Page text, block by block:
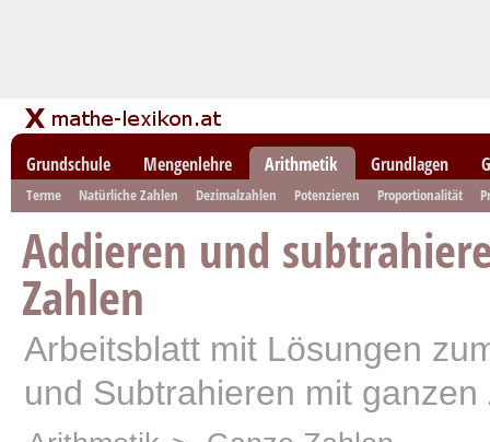
Grundschule Mengenlehre Arithmetik Grundlagen
Terme Natürliche Zahlen Dezimalzahlen Potenzieren Proportionalität
Addieren und
Zahlen
Arbeitsblatt mit Lösungen
und Subtrahieren mit ganzen